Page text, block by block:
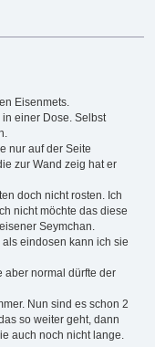
Eisenmets.
einer Dose. Selbst
nur auf der Seite
zur Wand zeig hat er
doch nicht rosten. Ich
nicht möchte das diese
Seymchan.
eindosen kann ich sie
aber normal dürfte der
Nun sind es schon 2
so weiter geht, dann
auch noch nicht lange.